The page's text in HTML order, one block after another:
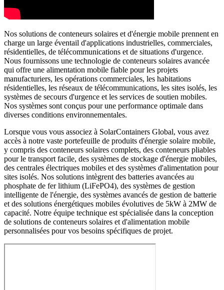
Nos solutions de conteneurs solaires et d'énergie mobile prennent en
charge un large éventail d'applications industrielles, commerciales,
résidentielles, de télécommunications et de situations d'urgence.
Nous fournissons une technologie de conteneurs solaires avancée
qui offre une alimentation mobile fiable pour les projets
manufacturiers, les opérations commerciales, les habitations
résidentielles, les réseaux de télécommunications, les sites isolés, les
systèmes de secours d'urgence et les services de soutien mobiles.
Nos systèmes sont conçus pour une performance optimale dans
diverses conditions environnementales.
Lorsque vous vous associez à SolarContainers Global, vous avez
accès à notre vaste portefeuille de produits d'énergie solaire mobile,
y compris des conteneurs solaires complets, des conteneurs pliables
pour le transport facile, des systèmes de stockage d'énergie mobiles,
des centrales électriques mobiles et des systèmes d'alimentation pour
sites isolés. Nos solutions intègrent des batteries avancées au
phosphate de fer lithium (LiFePO4), des systèmes de gestion
intelligente de l'énergie, des systèmes avancés de gestion de batterie
et des solutions énergétiques mobiles évolutives de 5kW à 2MW de
capacité. Notre équipe technique est spécialisée dans la conception
de solutions de conteneurs solaires et d'alimentation mobile
personnalisées pour vos besoins spécifiques de projet.